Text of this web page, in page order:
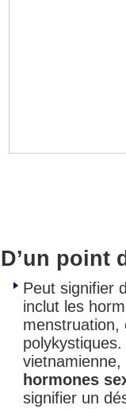
D’un point
Peut signifier
inclut les
menstruation,
hormones
signifier un